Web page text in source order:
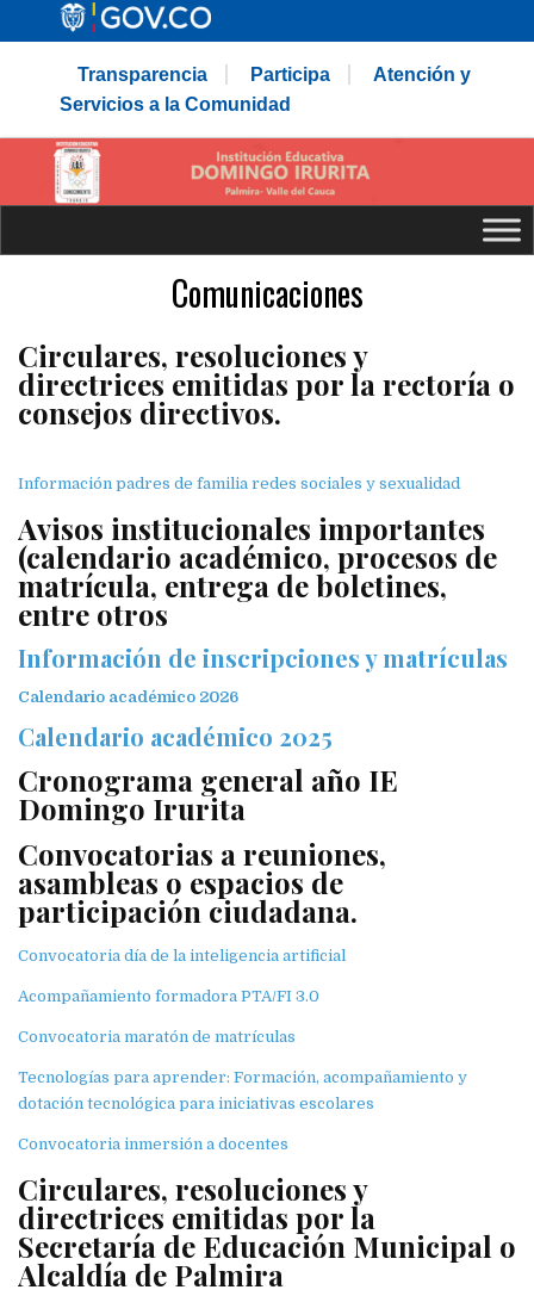
Transparencia Participa
Atención y
Servicios a la Comunidad
Comunicaciones
Circulares, resoluciones y
directrices emitidas por la rectoría o
consejos directivos.
Información padres de familia redes sociales y sexualidad
Avisos institucionales importantes
(calendario académico, procesos de
matrícula, entrega de boletines,
entre otros
Información de inscripciones y matrículas
Calendario académico 2026
Calendario académico 2025
Cronograma general año IE
Domingo Irurita
Convocatorias a reuniones,
asambleas o espacios de
participación ciudadana.
Convocatoria día de la inteligencia artificial
Acompañamiento formadora PTA/FI 3.0
Convocatoria maratón de matrículas
Tecnologías para aprender: Formación, acompañamiento y
dotación tecnológica para iniciativas escolares
Convocatoria inmersión a docentes
Circulares, resoluciones y
directrices emitidas por la
Secretaría de Educación Municipal o
Alcaldía de Palmira